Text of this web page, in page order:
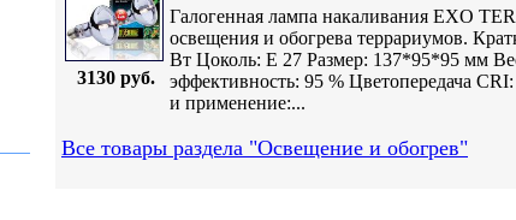
3130 руб.
Галогенная лампа накаливания EXO
освещения и обогрева террариумов.
Вт Цоколь: Е 27 Размер: 137*95*95 мм
эффективность: 95 % Цветопередача
и применение:...
Все товары раздела "Освещение и обогрев"